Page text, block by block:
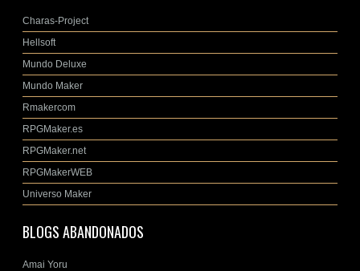
Charas-Project
Hellsoft
Mundo Deluxe
Mundo Maker
Rmakercom
RPGMaker.es
RPGMaker.net
RPGMakerWEB
Universo Maker
BLOGS ABANDONADOS
Amai Yoru